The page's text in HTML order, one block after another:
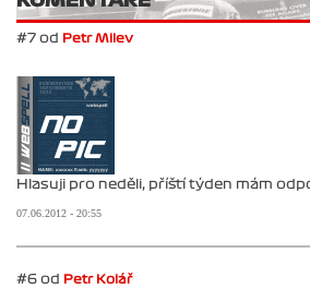
#7 od Petr Milev
Hlasuji pro neděli, příští týden mám
07.06.2012 - 20:55
#6 od Petr Kolář